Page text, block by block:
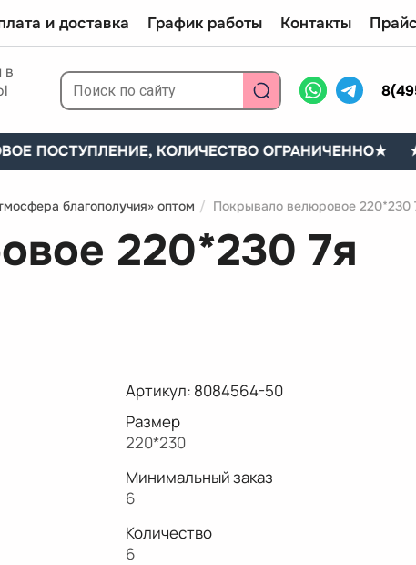
и доставка График работы Контакты
в
КОЛИЧЕСТВО ОГРАНИЧЕННО★★
благополучия» оптом / Покрывало велюровое 220*230
220*230 7я
Артикул: 8084564-50
Размер
220*230
Минимальный заказ
6
Количество
6